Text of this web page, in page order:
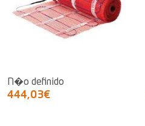
N�o definido
444,03€